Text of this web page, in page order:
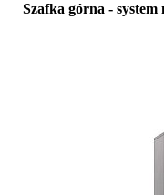
Szafka górna - system